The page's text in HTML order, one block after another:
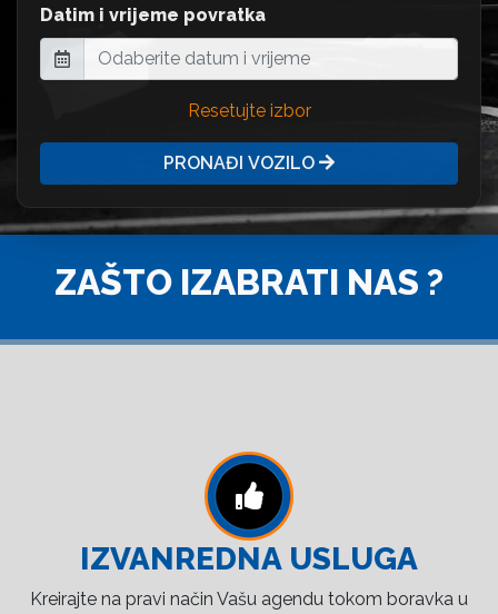
Datim i vrijeme povratka
Resetujte izbor
PRONAĐI VOZILO
ZAŠTO IZABRATI NAS ?
IZVANREDNA USLUGA
Kreirajte na pravi način Vašu agendu tokom boravka u